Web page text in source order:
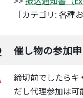
［カテゴリ: 各種
催し物の参加
締切前でしたらキ
だし代理参加は可